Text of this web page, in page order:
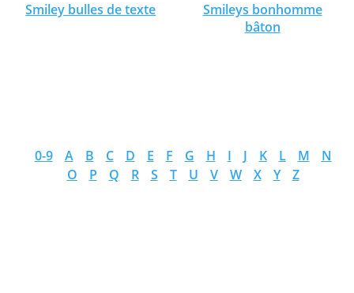
Smiley bulles de texte
Smileys bonhomme
bâton
0-9 A B C D E F G H I J K L M
N
O
P Q R S T U V W X Y Z